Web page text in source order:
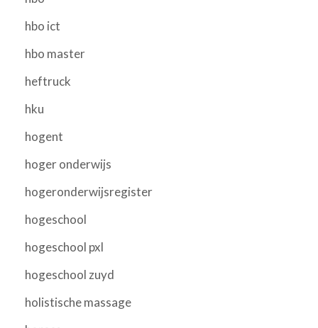
hbo ict
hbo master
heftruck
hku
hogent
hoger onderwijs
hogeronderwijsregister
hogeschool
hogeschool pxl
hogeschool zuyd
holistische massage